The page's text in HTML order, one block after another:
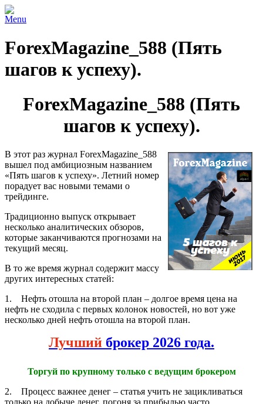
Menu
ForexMagazine_588 (Пять
шагов к успеху).
ForexMagazine_588 (Пять
шагов к успеху).
В этот раз журнал ForexMagazine_588
вышел под амбициозным названием
«Пять шагов к успеху». Летний номер
порадует вас новыми темами о
трейдинге.
Традиционно выпуск открывает
несколько аналитических обзоров,
которые заканчиваются прогнозами на
текущий месяц.
В то же время журнал содержит массу
других интересных статей:
1. Нефть отошла на второй план – долгое время цена на
нефть не сходила с первых колонок новостей, но вот уже
несколько дней нефть отошла на второй план.
Лучший брокер 2026 года.
Торгуй по крупному только с ведущим брокером
2. Процесс важнее денег – статья учить не зацикливаться